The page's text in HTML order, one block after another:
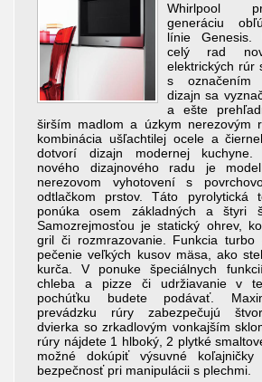
Whirlpool
generáciu
línie Genesis.
celý rad
elektrických rúr
s označením
dizajn sa
a ešte
širším madlom a úzkym nerezovým
kombinácia ušľachtilej ocele a
dotvorí dizajn modernej kuchyne.
nového dizajnového radu je
nerezovom vyhotovení s
odtlačkom prstov. Táto pyrolytická
ponúka osem základných a štyri
Samozrejmosťou je statický ohrev,
gril či rozmrazovanie. Funkcia
pečenie veľkých kusov mäsa, ako
kurča. V ponuke špeciálnych
chleba a pizze či udržiavanie v
pochúťku budete podávať.
prevádzku rúry zabezpečujú
dvierka so zrkadlovým vonkajším
rúry nájdete 1 hlboký, 2 plytké
možné dokúpiť výsuvné
bezpečnosť pri manipulácii s plechmi.